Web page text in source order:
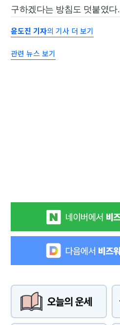
구하겠다는 방침도 덧붙였다.
윤도진 기자의 기사 더 보기
관련 뉴스 보기